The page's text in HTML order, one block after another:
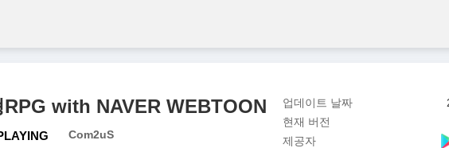
with NAVER WEBTOON
Com2uS
업데이트 날짜
현재 버전
제공자